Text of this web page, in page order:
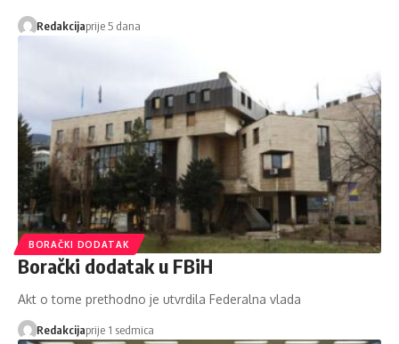
Redakcijaprije 5 dana
BORAČKI DODATAK
Borački dodatak u FBiH
Akt o tome prethodno je utvrdila Federalna vlada
Redakcijaprije 1 sedmica